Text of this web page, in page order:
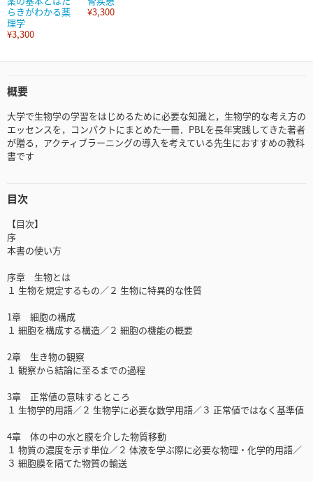
らきがわかる薬
理学
¥3,300
¥3,300
概要
大学で生物学の学習をはじめるために必要な知識と，生物学的な考え方の
エッセンスを，コンパクトにまとめた一冊．PBLを長年実践してきた著者
が贈る，アクティブラーニングの導入を考えている先生におすすめの教科
書です
目次
【目次】
序
本書の使い方
序章 生物とは
１ 生物を規定するもの／２ 生物に特異的な性質
1章 細胞の構成
１ 細胞を構成する構造／２ 細胞の機能の概要
2章 生き物の観察
１ 観察から結論に至るまでの過程
3章 正常値の意味するところ
１ 生物学的用語／２ 生物学に必要な数学用語／３ 正常値ではなく基準値
4章 体の中の水と膜を介した物質移動
１ 物質の濃度を示す単位／２ 体液を学ぶ際に必要な物理・化学的用語／
３ 細胞膜を隔てた物質の輸送